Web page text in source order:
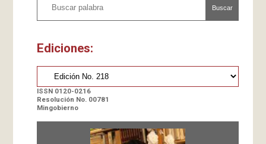
Buscar
Ediciones:
ISSN 0120-0216
Resolución No. 00781
Mingobierno